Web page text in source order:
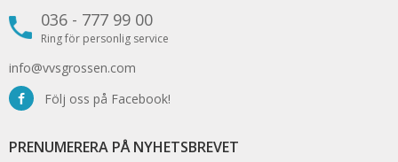
036 - 777 99 00
Ring för personlig service
info@vvsgrossen.com
Följ oss på Facebook!
PRENUMERERA PÅ NYHETSBREVET